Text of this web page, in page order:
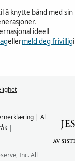
å knytte bånd med sin
ideell
ellermeld deg frivilligi
| Al
|
Inc. All